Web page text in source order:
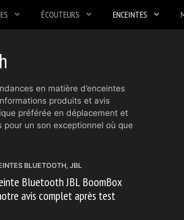
ÉCOUTEURS ENCEINTES
en matière d’enceintes
produits et avis
préférée en déplacement et
un son exceptionnel où que
BLUETOOTH, JBL
Bluetooth JBL BoomBox
avis complet après test